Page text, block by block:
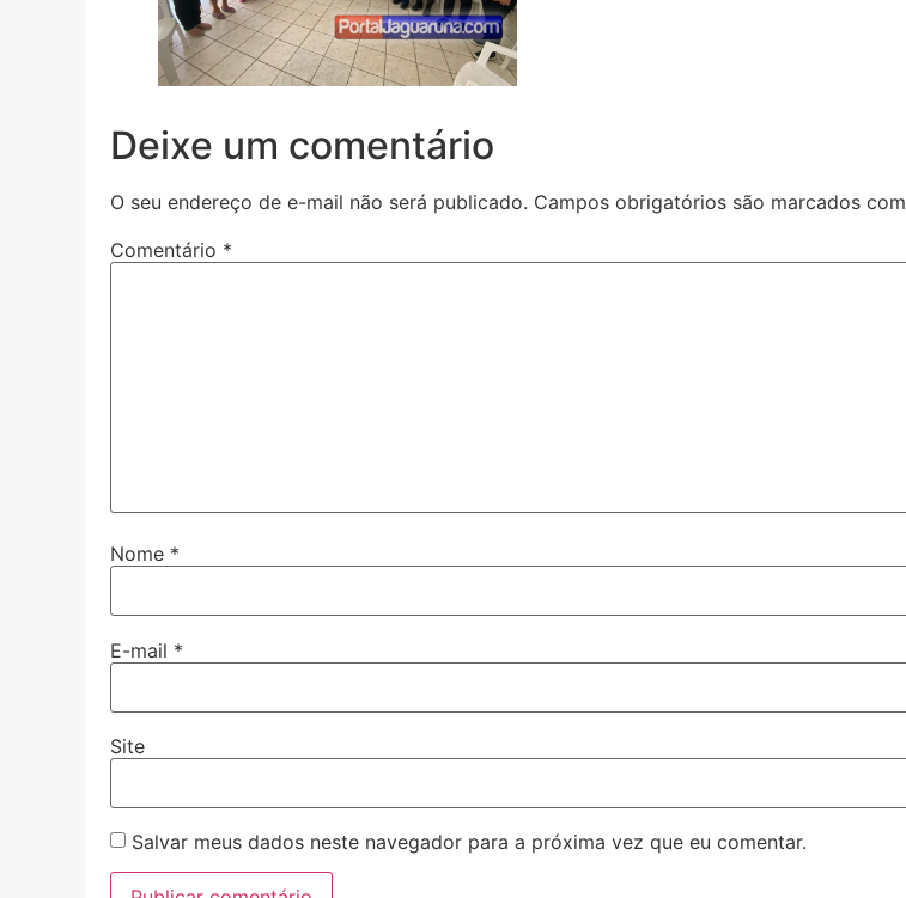
Deixe um comentário
O seu endereço de e-mail não será publicado. Campos obrigatórios são marcados com
Comentário *
Nome *
E-mail *
Site
Salvar meus dados neste navegador para a próxima vez que eu comentar.